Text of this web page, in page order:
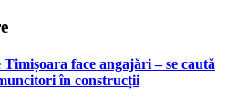
face angajări – se caută
în construcții